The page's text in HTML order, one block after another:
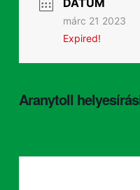
DÁTUM
márc 21 2023
Expired!
Aranytoll